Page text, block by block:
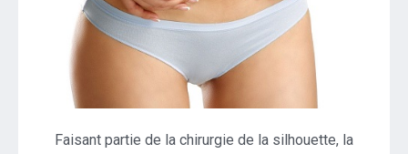
Faisant partie de la chirurgie de la silhouette, la